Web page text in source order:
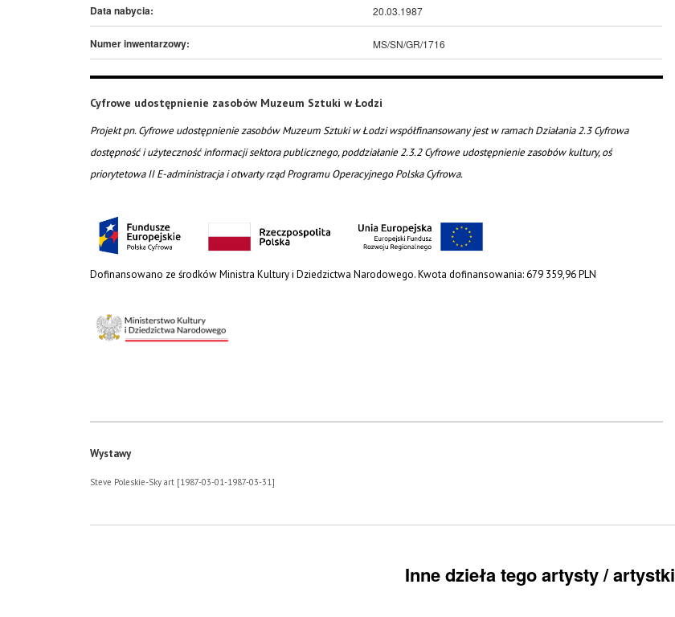
Data nabycia: 20.03.1987
Numer inwentarzowy: MS/SN/GR/1716
Cyfrowe udostępnienie zasobów Muzeum Sztuki w Łodzi
Projekt pn. Cyfrowe udostępnienie zasobów Muzeum Sztuki w Łodzi współfinansowany jest w ramach Działania 2.3 Cyfrowa
dostępność i użyteczność informacji sektora publicznego, poddziałanie 2.3.2 Cyfrowe udostępnienie zasobów kultury, oś
priorytetowa II E-administracja i otwarty rząd Programu Operacyjnego Polska Cyfrowa.
Dofinansowano ze środków Ministra Kultury i Dziedzictwa Narodowego. Kwota dofinansowania: 679 359,96 PLN
Wystawy
Steve Poleskie-Sky art [1987-03-01-1987-03-31]
Inne dzieła tego artysty / artystki